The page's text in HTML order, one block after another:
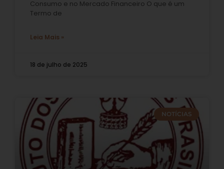
Consumo e no Mercado Financeiro O que é um
Termo de
Leia Mais »
18 de julho de 2025
NOTÍCIAS